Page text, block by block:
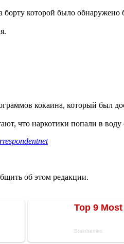
которой было обнаружено
кокаина, который был
что наркотики попали в воду
об этом редакции.